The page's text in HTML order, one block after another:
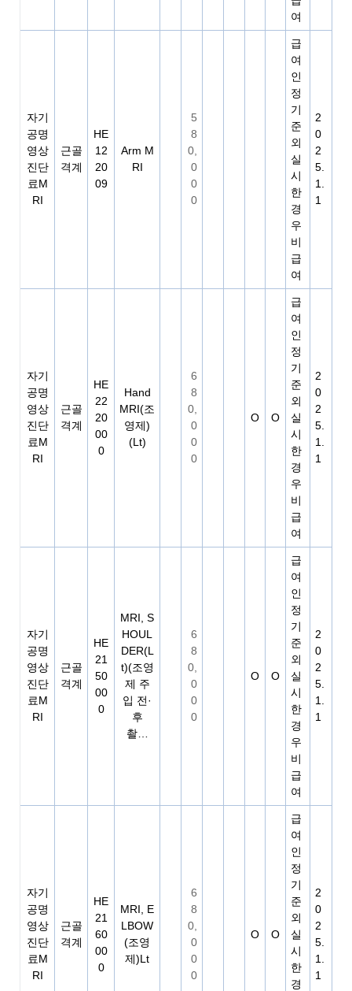
여
자기
공명
영상
진단
료M
RI
근골
격계
HE
12
20
09
Arm M
RI
5
8
0,
0
0
0
급
여
인
정
기
준
외
실
시
한
경
우
비
급
여
2
0
2
5.
1.
1
자기
공명
영상
진단
료M
RI
근골
격계
HE
22
20
00
0
Hand
MRI(조
영제)
(Lt)
6
8
0,
0
0
0
O O
급
여
인
정
기
준
외
실
시
한
경
우
비
급
여
2
0
2
5.
1.
1
자기
공명
영상
진단
료M
RI
근골
격계
HE
21
50
00
0
MRI, S
HOUL
DER(L
t)(조영
제 주
입 전·
후
촬…
6
8
0,
0
0
0
O O
급
여
인
정
기
준
외
실
시
한
경
우
비
급
여
2
0
2
5.
1.
1
자기
공명
영상
진단
료M
RI
근골
격계
HE
21
60
00
0
MRI, E
LBOW
(조영
제)Lt
6
8
0,
0
0
0
O O
급
여
인
정
기
준
외
실
시
한
경
2
0
2
5.
1.
1